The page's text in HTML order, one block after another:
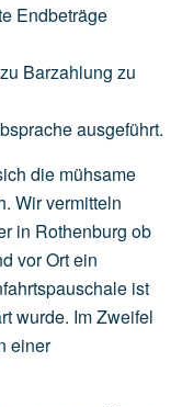
Endbeträge
zu Barzahlung zu
ausgeführt.
die mühsame
Wir vermitteln
in Rothenburg ob
vor Ort ein
ist
wurde. Im Zweifel
einer